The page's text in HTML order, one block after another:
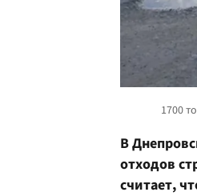
В
отходов
считает,